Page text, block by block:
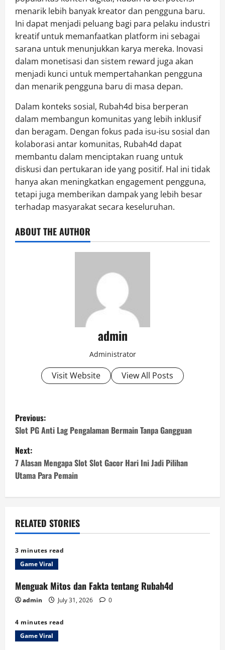
menarik lebih banyak kreator dan pengguna baru.
Ini dapat menjadi peluang bagi para pelaku industri
kreatif untuk memanfaatkan platform ini sebagai
sarana untuk menunjukkan karya mereka. Inovasi
dalam monetisasi dan sistem reward juga akan
menjadi kunci untuk mempertahankan pengguna
dan menarik pengguna baru di masa depan.
Dalam konteks sosial, Rubah4d bisa berperan
dalam membangun komunitas yang lebih inklusif
dan beragam. Dengan fokus pada isu-isu sosial dan
kolaborasi antar komunitas, Rubah4d dapat
membantu dalam menciptakan ruang untuk
diskusi dan pertukaran ide yang positif. Hal ini tidak
hanya akan meningkatkan engagement pengguna,
tetapi juga memberikan dampak yang lebih besar
terhadap masyarakat secara keseluruhan.
ABOUT THE AUTHOR
admin
Administrator
Visit Website View All Posts
P
o
s
t
n
a
v
i
g
a
t
Previous:
Slot PG Anti Lag Pengalaman Bermain Tanpa Gangguan
Next:
7 Alasan Mengapa Slot Slot Gacor Hari Ini Jadi Pilihan
Utama Para Pemain
RELATED STORIES
3 minutes read
Game Viral
Menguak Mitos dan Fakta tentang Rubah4d
admin July 31, 2026 0
4 minutes read
Game Viral